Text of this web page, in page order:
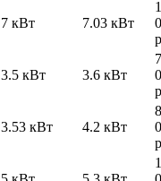
7 кВт 7.03 кВт
3.5 кВт 3.6 кВт
3.53 кВт 4.2 кВт